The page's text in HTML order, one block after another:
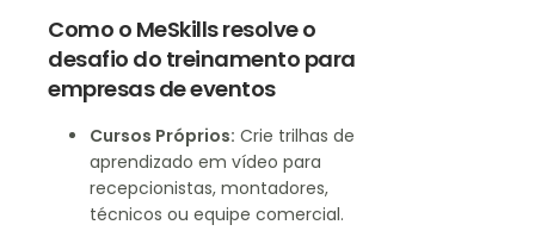
Como o MeSkills resolve o
desafio do treinamento para
empresas de eventos
Cursos Próprios: Crie trilhas de
aprendizado em vídeo para
recepcionistas, montadores,
técnicos ou equipe comercial.